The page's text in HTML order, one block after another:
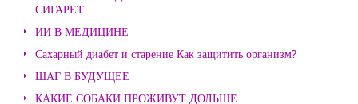
СИГАРЕТ
ИИ В МЕДИЦИНЕ
Сахарный диабет и старение Как защитить организм?
ШАГ В БУДУЩЕЕ
КАКИЕ СОБАКИ ПРОЖИВУТ ДОЛЬШЕ